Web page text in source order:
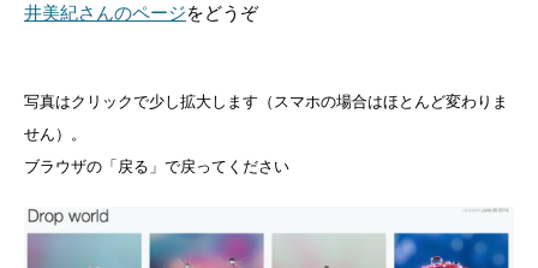
井美紀さんのページをどうぞ
写真はクリックで少し拡大します（スマホの場合はほとんど変わりま
せん）。
ブラウザの「戻る」で戻ってください